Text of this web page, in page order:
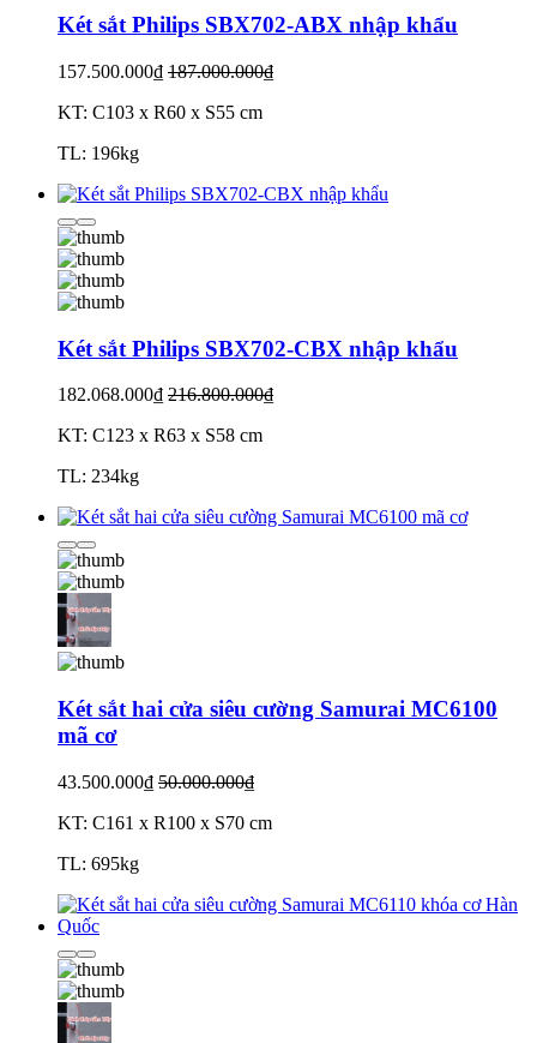
Két sắt Philips SBX702-ABX nhập khẩu
157.500.000₫ 187.000.000₫
KT: C103 x R60 x S55 cm
TL: 196kg
Két sắt Philips SBX702-CBX nhập khẩu
182.068.000₫ 216.800.000₫
KT: C123 x R63 x S58 cm
TL: 234kg
Két sắt hai cửa siêu cường Samurai MC6100
mã cơ
43.500.000₫ 50.000.000₫
KT: C161 x R100 x S70 cm
TL: 695kg